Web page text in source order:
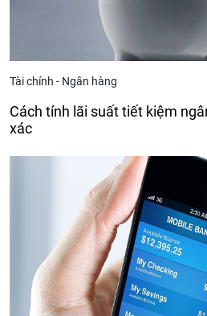
Tài chính - Ngân hàng
Cách tính lãi suất tiết kiệm
xác